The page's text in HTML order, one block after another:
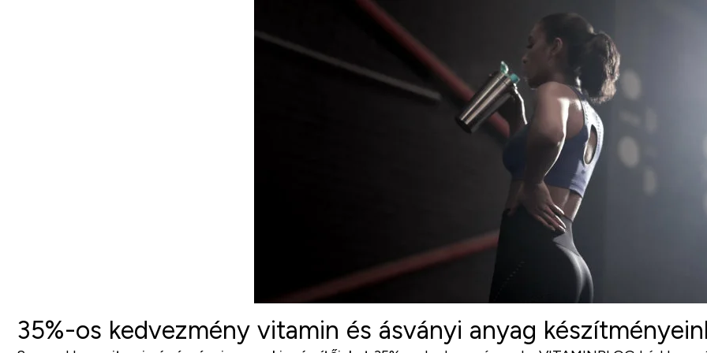
35%-os kedvezmény vitamin és ásványi anyag